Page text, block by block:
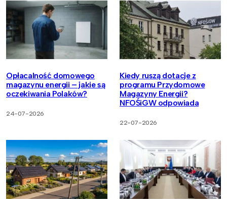
Opłacalność domowego
magazynu energii – jakie są
oczekiwania Polaków?
24-07-2026
Kiedy ruszą dotacje z
programu Przydomowe
Magazyny Energii?
NFOŚiGW odpowiada
22-07-2026